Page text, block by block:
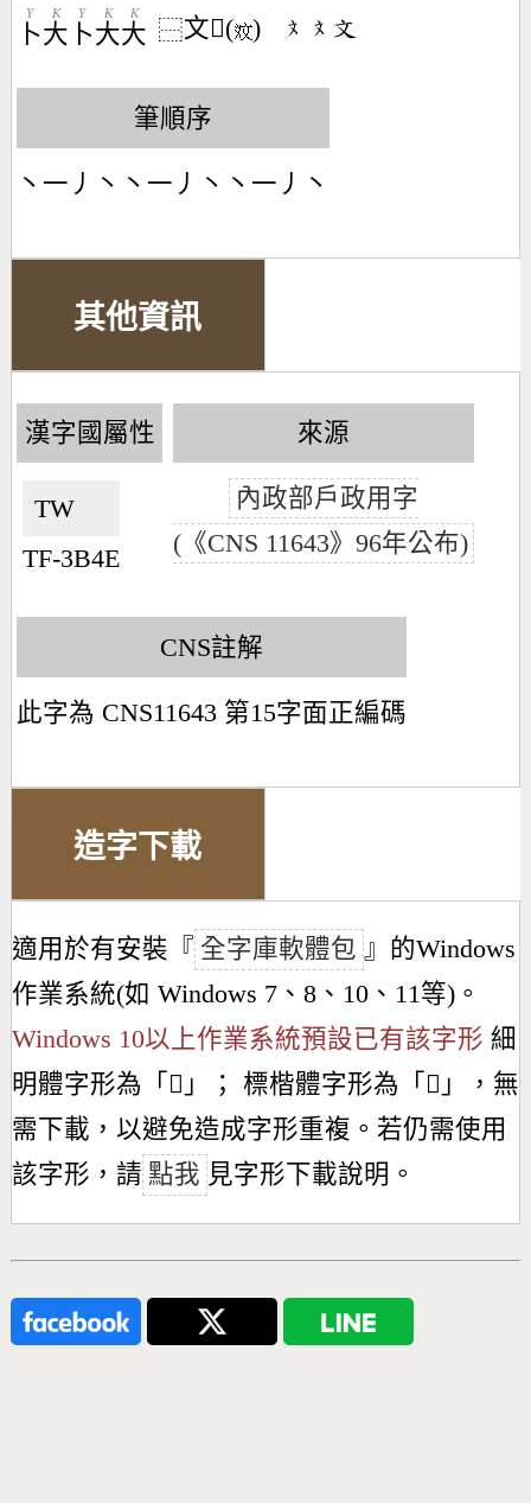
卜
Y
大
K
卜
Y
大
K
大
K
⿱文𪯢( ) 󶃷󶃷󶃶
筆順序
丶一丿丶丶一丿丶丶一丿丶
其他資訊
漢字國屬性
TW🇹🇼
TF-3B4E
來源
內政部戶政用字
(《CNS 11643》96年公布)
CNS註解
此字為 CNS11643 第15字面正編碼
造字下載
適用於有安裝『 全字庫軟體包 』的Windows
作業系統(如 Windows 7、8、10、11等)。
Windows 10以上作業系統預設已有該字形 細
明體字形為「 𣁕 」； 標楷體字形為「 𣁕 」，無
需下載，以避免造成字形重複。若仍需使用
該字形，請 點我 見字形下載說明。